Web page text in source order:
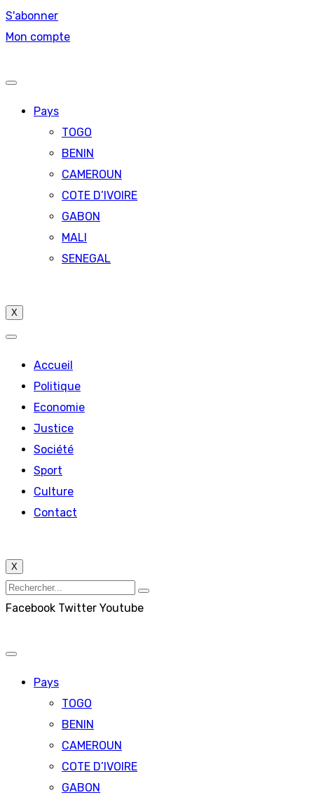
S'abonner
Mon compte
Pays
TOGO
BENIN
CAMEROUN
COTE D’IVOIRE
GABON
MALI
SENEGAL
X
Accueil
Politique
Economie
Justice
Société
Sport
Culture
Contact
X
Facebook Twitter Youtube
Pays
TOGO
BENIN
CAMEROUN
COTE D’IVOIRE
GABON